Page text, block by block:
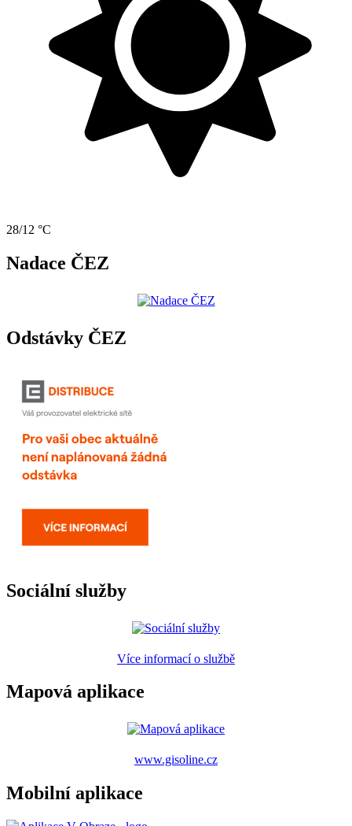
28/12 °C
Nadace ČEZ
Odstávky ČEZ
Sociální služby
Více informací o službě
Mapová aplikace
www.gisoline.cz
Mobilní aplikace